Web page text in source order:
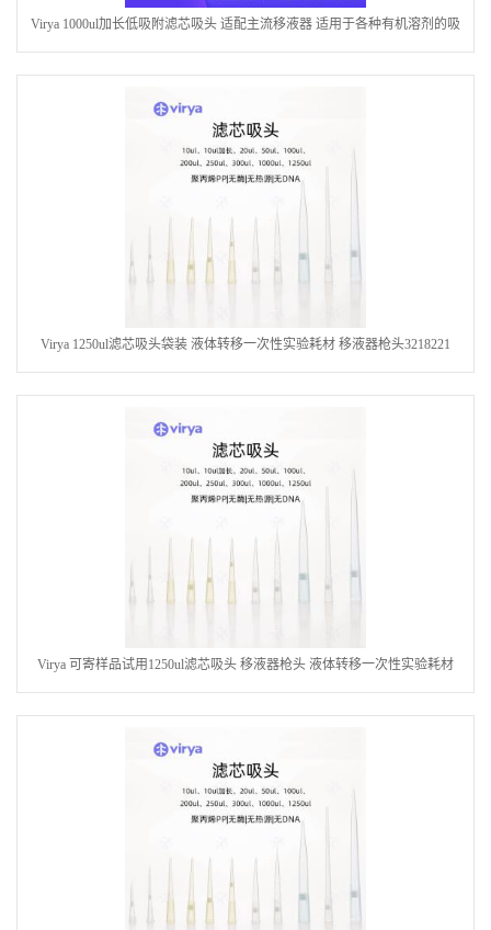
Virya 1000ul加长低吸附滤芯吸头 适配主流移液器 适用于各种有机溶剂的吸
取
Virya 1250ul滤芯吸头袋装 液体转移一次性实验耗材 移液器枪头3218221
Virya 可寄样品试用1250ul滤芯吸头 移液器枪头 液体转移一次性实验耗材
3218228